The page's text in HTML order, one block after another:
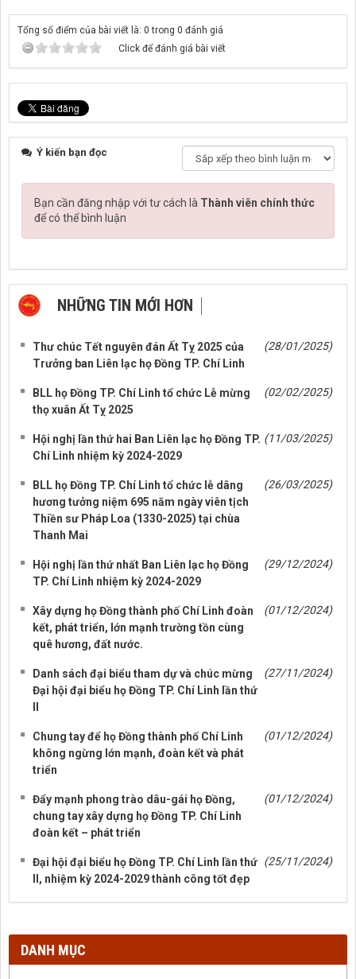
Tổng số điểm của bài viết là: 0 trong 0 đánh giá
Click để đánh giá bài viết
Ý kiến bạn đọc
Bạn cần đăng nhập với tư cách là Thành viên chính thức
để có thể bình luận
NHỮNG TIN MỚI HƠN
Thư chúc Tết nguyên đán Ất Tỵ 2025 của
Trưởng ban Liên lạc họ Đồng TP. Chí Linh
(28/01/2025)
BLL họ Đồng TP. Chí Linh tổ chức Lễ mừng
thọ xuân Ất Tỵ 2025
(02/02/2025)
Hội nghị lần thứ hai Ban Liên lạc họ Đồng TP.
Chí Linh nhiệm kỳ 2024-2029
(11/03/2025)
BLL họ Đồng TP. Chí Linh tổ chức lễ dâng
hương tưởng niệm 695 năm ngày viên tịch
Thiền sư Pháp Loa (1330-2025) tại chùa
Thanh Mai
(26/03/2025)
Hội nghị lần thứ nhất Ban Liên lạc họ Đồng
TP. Chí Linh nhiệm kỳ 2024-2029
(29/12/2024)
Xây dựng họ Đồng thành phố Chí Linh đoàn
kết, phát triển, lớn mạnh trường tồn cùng
quê hương, đất nước.
(01/12/2024)
Danh sách đại biểu tham dự và chúc mừng
Đại hội đại biểu họ Đồng TP. Chí Linh lần thứ
(27/11/2024)
Chung tay để họ Đồng thành phố Chí Linh
không ngừng lớn mạnh, đoàn kết và phát
triển
(01/12/2024)
Đẩy mạnh phong trào dâu-gái họ Đồng,
chung tay xây dựng họ Đồng TP. Chí Linh
đoàn kết – phát triển
(01/12/2024)
Đại hội đại biểu họ Đồng TP. Chí Linh lần thứ
II, nhiệm kỳ 2024-2029 thành công tốt đẹp
(25/11/2024)
DANH MỤC